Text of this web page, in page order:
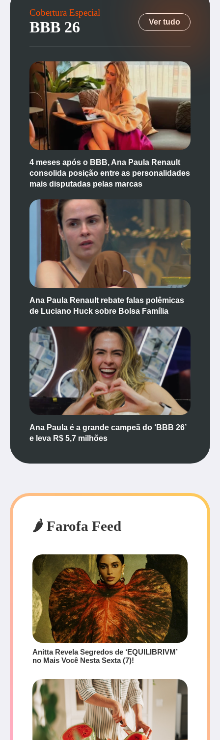
Cobertura Especial
BBB 26 Ver tudo
4 meses após o BBB, Ana Paula Renault
consolida posição entre as personalidades
mais disputadas pelas marcas
Ana Paula Renault rebate falas polêmicas
de Luciano Huck sobre Bolsa Família
Ana Paula é a grande campeã do ‘BBB 26’
e leva R$ 5,7 milhões
🌶️ Farofa Feed
Anitta Revela Segredos de ‘EQUILIBRIVM’
no Mais Você Nesta Sexta (7)!